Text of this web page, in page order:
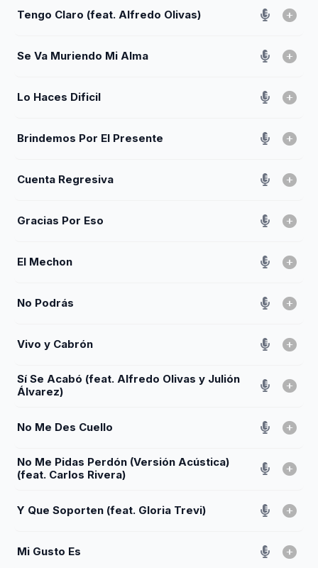
Tengo Claro (feat. Alfredo Olivas)
Se Va Muriendo Mi Alma
Lo Haces Dificil
Brindemos Por El Presente
Cuenta Regresiva
Gracias Por Eso
El Mechon
No Podrás
Vivo y Cabrón
Sí Se Acabó (feat. Alfredo Olivas y Julión
Álvarez)
No Me Des Cuello
No Me Pidas Perdón (Versión Acústica)
(feat. Carlos Rivera)
Y Que Soporten (feat. Gloria Trevi)
Mi Gusto Es